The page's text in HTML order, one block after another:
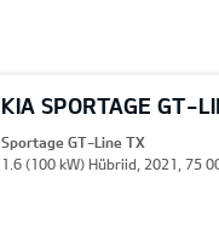
KIA SPORTAGE GT-
Sportage GT-Line TX
1.6 (100 kW) Hübriid, 2021, 75